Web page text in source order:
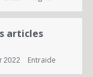
articles
2022 Entraide